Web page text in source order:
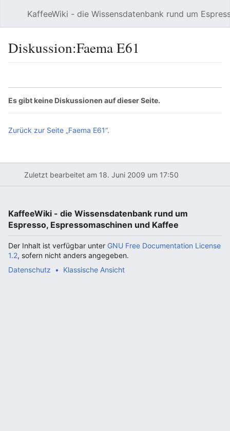
KaffeeWiki - die Wissensdatenbank rund um
Diskussion:Faema E61
Es gibt keine Diskussionen auf dieser Seite.
Zurück zur Seite „Faema E61“.
Zuletzt bearbeitet am 18. Juni 2009 um 17:50
KaffeeWiki - die Wissensdatenbank rund um
Espresso, Espressomaschinen und Kaffee
Der Inhalt ist verfügbar unter GNU Free Documentation License
1.2, sofern nicht anders angegeben.
Datenschutz
Klassische Ansicht